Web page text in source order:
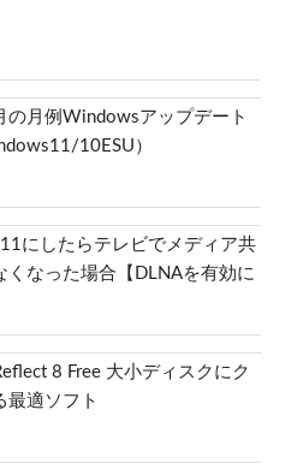
の月例Windowsアップデート
10ESU）
にしたらテレビでメディア共
くなった場合【DLNAを有効に
8 Free 大小ディスクにク
最適ソフト